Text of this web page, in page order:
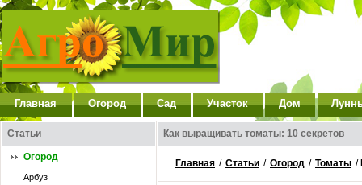
Главная Огород Сад Участок Дом
Статьи
Огород
Арбуз
Как выращивать томаты: 10 секретов
Главная / Статьи / Огород / Томаты /